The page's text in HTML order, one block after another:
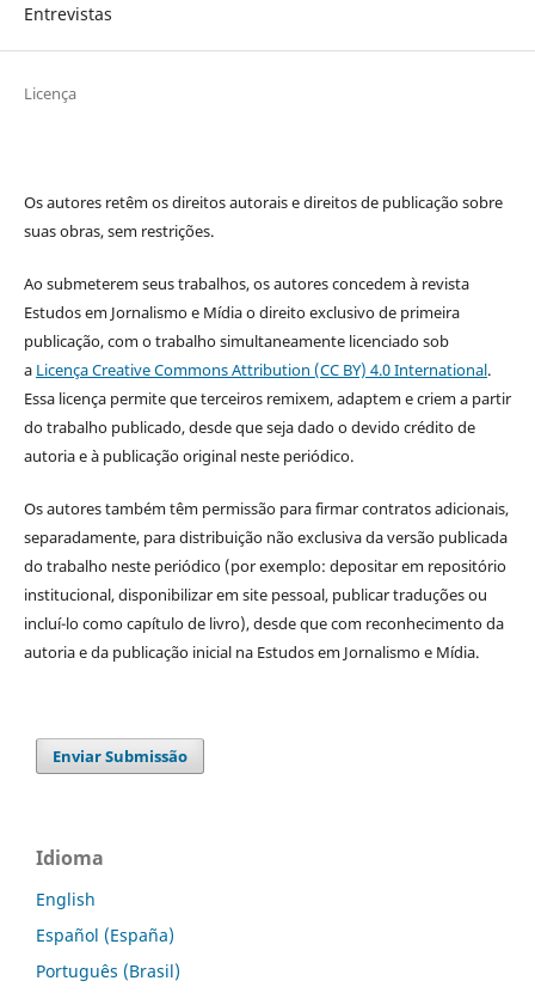
Entrevistas
Licença
Os autores retêm os direitos autorais e direitos de publicação sobre
suas obras, sem restrições.
Ao submeterem seus trabalhos, os autores concedem à revista
Estudos em Jornalismo e Mídia o direito exclusivo de primeira
publicação, com o trabalho simultaneamente licenciado sob
a Licença Creative Commons Attribution (CC BY) 4.0 International.
Essa licença permite que terceiros remixem, adaptem e criem a partir
do trabalho publicado, desde que seja dado o devido crédito de
autoria e à publicação original neste periódico.
Os autores também têm permissão para firmar contratos adicionais,
separadamente, para distribuição não exclusiva da versão publicada
do trabalho neste periódico (por exemplo: depositar em repositório
institucional, disponibilizar em site pessoal, publicar traduções ou
incluí-lo como capítulo de livro), desde que com reconhecimento da
autoria e da publicação inicial na Estudos em Jornalismo e Mídia.
Enviar Submissão
Idioma
English
Español (España)
Português (Brasil)